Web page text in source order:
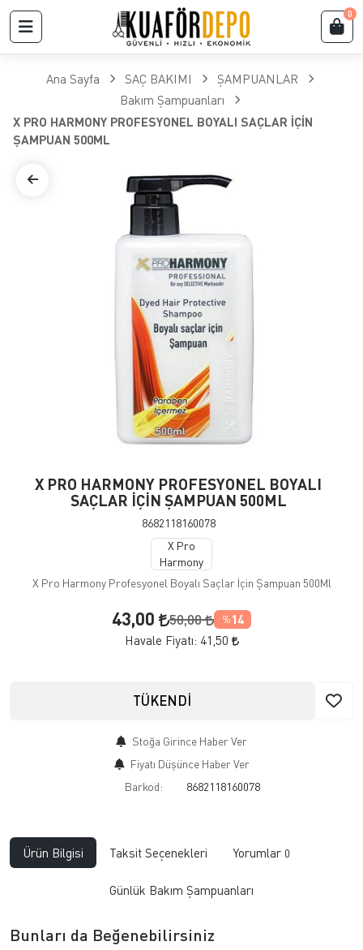
0
Ana Sayfa SAÇ BAKIMI
ŞAMPUANLAR
Bakım Şampuanları
X PRO HARMONY PROFESYONEL BOYALI SAÇLAR İÇİN
ŞAMPUAN 500ML
X PRO HARMONY PROFESYONEL BOYALI
SAÇLAR İÇİN ŞAMPUAN 500ML
8682118160078
X Pro
Harmony
X Pro Harmony Profesyonel Boyalı Saçlar İçin Şampuan 500Ml
43,00 50,00 % 14
Havale Fiyatı: 41,50
TÜKENDİ
Stoğa Girince Haber Ver
Fiyatı Düşünce Haber Ver
Barkod:
8682118160078
Ürün Bilgisi Taksit Seçenekleri Yorumlar 0
Günlük Bakım Şampuanları
Bunları da Beğenebilirsiniz